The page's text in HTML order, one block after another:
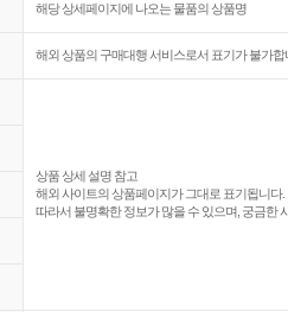
해당 상세페이지에 나오는 물품의 상품명
해외 상품의 구매대행 서비스로서 표기가 불가합
상품 상세 설명 참고
해외 사이트의 상품페이지가 그대로 표기됩니다.
따라서 불명확한 정보가 많을 수 있으며, 궁금한